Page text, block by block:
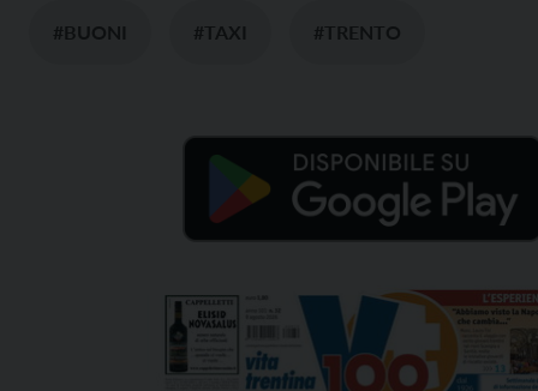
#BUONI #TAXI #TRENTO